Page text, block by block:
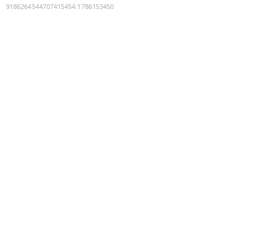
9186264544707415454:1786153450